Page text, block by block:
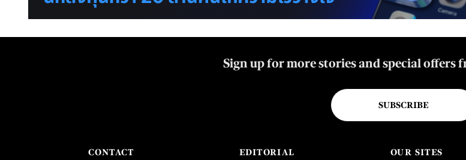
Sign up for more stories and special offers
SUBSCRIBE
CONTACT
EDITORIAL
OUR SITES